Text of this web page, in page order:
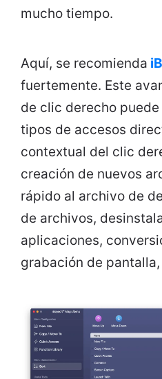
mucho tiempo.
Aquí, se recomienda
fuertemente. Este
de clic derecho
tipos de accesos
contextual del clic
creación de nuevos
rápido al archivo de
de archivos,
aplicaciones,
grabación de